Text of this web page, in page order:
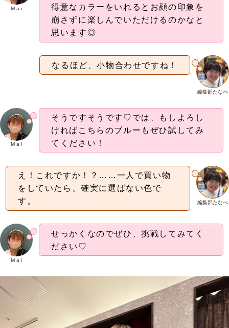
M a i
得意なカラーをいれるとお顔の印象を
崩さずに楽しんでいただけるのかなと
思います◎
編集部たなべ
なるほど、小物合わせですね！
M a i
そうですそうです♡では、もしよろし
ければこちらのブルーもぜひ試してみ
てください！
編集部たなべ
え！これですか！？……一人で買い物
をしていたら、確実に選ばない色で
す。
M a i
せっかくなのでぜひ、挑戦してみてく
ださい♡